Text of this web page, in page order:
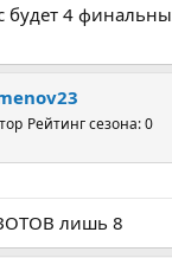
будeт 4
Рейтинг сезона: 0
лишь 8